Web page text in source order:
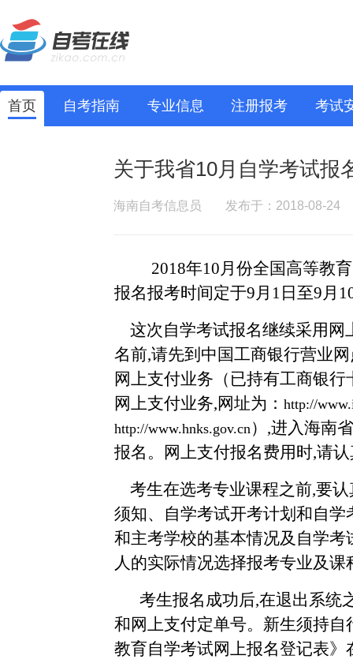
首页 自考指南 专业信息 注册报考 考试
关于我省10月自学考试报
海南自考信息员 发布于：2018-08-24
2018年10月份全国高等教
报名报考时间定于9月1日至9月
这次自学考试报名继续采用
名前,请先到中国工商银行营业
网上支付业务（已持有工商银
网上支付业务,网址为： http://
http://www.hnks.gov.cn）,进入海南
报名。网上支付报名费用时,请
考生在选考专业课程之前,要
须知、自学考试开考计划和自
和主考学校的基本情况及自学
人的实际情况选择报考专业及
考生报名成功后,在退出系统
和网上支付定单号。新生须持
教育自学考试网上报名登记表